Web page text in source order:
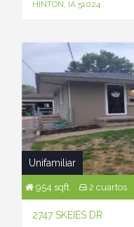
HINTON, IA 51024
Unifamiliar
954 sqft 2 cuartos
2747 SKEIES DR